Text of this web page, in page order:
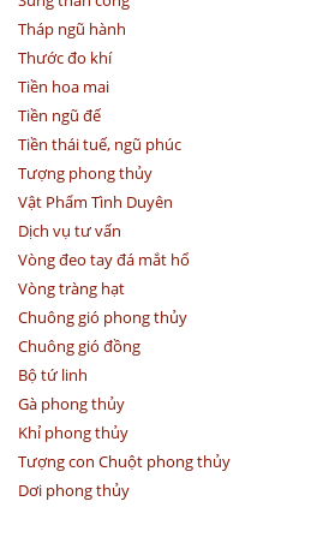
Tháp ngũ hành
Thước đo khí
Tiền hoa mai
Tiền ngũ đế
Tiền thái tuế, ngũ phúc
Tượng phong thủy
Vật Phẩm Tình Duyên
Dịch vụ tư vấn
Vòng đeo tay đá mắt hổ
Vòng tràng hạt
Chuông gió phong thủy
Chuông gió đồng
Bộ tứ linh
Gà phong thủy
Khỉ phong thủy
Tượng con Chuột phong thủy
Dơi phong thủy